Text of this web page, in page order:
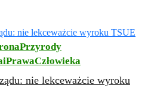
nie lekceważcie wyroku